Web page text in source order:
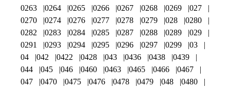
0263
0264 0265 0266 0267 0268 0269
027
0270
0274 0276 0277 0278 0279 028
0280
0282
0283 0284 0285 0287 0288 0289
029
0291
0293 0294 0295 0296 0297 0299
03
04
042 0422 0428 043 0436 0438
0439
044
045 046 0460 0463 0465 0466
0467
047
0470 0475 0476 0478 0479 048
0480